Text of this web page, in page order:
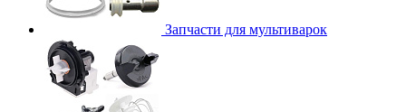
Запчасти для мультиварок